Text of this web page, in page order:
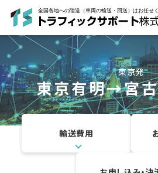
東京発
東京有明→宮
輸送費用